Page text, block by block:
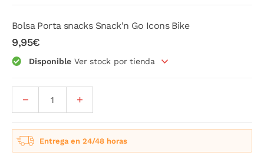
Bolsa Porta snacks Snack'n Go Icons Bike
9,95€
Disponible Ver stock por tienda
Entrega en 24/48 horas